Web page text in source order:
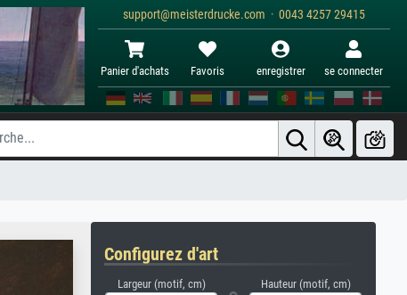
support@meisterdrucke.com · 0043 4257 29415
Panier d'achats Favoris enregistrer se connecter
Configurez d'art
Largeur (motif, cm) Hauteur (motif, cm)